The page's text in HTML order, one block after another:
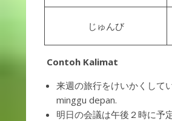
じゅんび
Contoh Kalimat
来週の旅行をけいかくして
minggu depan.
明日の会議は午後２時に予